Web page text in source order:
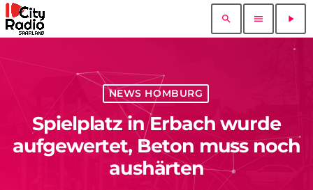
search menu play_arrow
NEWS HOMBURG
Spielplatz in Erbach wurde
aufgewertet, Beton muss noch
aushärten